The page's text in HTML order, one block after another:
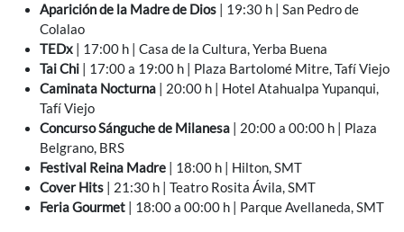
Aparición de la Madre de Dios | 19:30 h | San Pedro de
Colalao
TEDx | 17:00 h | Casa de la Cultura, Yerba Buena
Tai Chi | 17:00 a 19:00 h | Plaza Bartolomé Mitre, Tafí Viejo
Caminata Nocturna | 20:00 h | Hotel Atahualpa Yupanqui,
Tafí Viejo
Concurso Sánguche de Milanesa | 20:00 a 00:00 h | Plaza
Belgrano, BRS
Festival Reina Madre | 18:00 h | Hilton, SMT
Cover Hits | 21:30 h | Teatro Rosita Ávila, SMT
Feria Gourmet | 18:00 a 00:00 h | Parque Avellaneda, SMT